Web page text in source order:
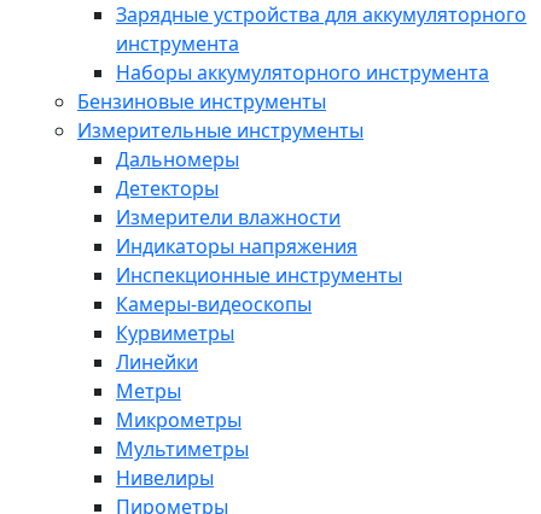
Зарядные устройства для аккумуляторного
инструмента
Наборы аккумуляторного инструмента
Бензиновые инструменты
Измерительные инструменты
Дальномеры
Детекторы
Измерители влажности
Индикаторы напряжения
Инспекционные инструменты
Камеры-видеоскопы
Курвиметры
Линейки
Метры
Микрометры
Мультиметры
Нивелиры
Пирометры